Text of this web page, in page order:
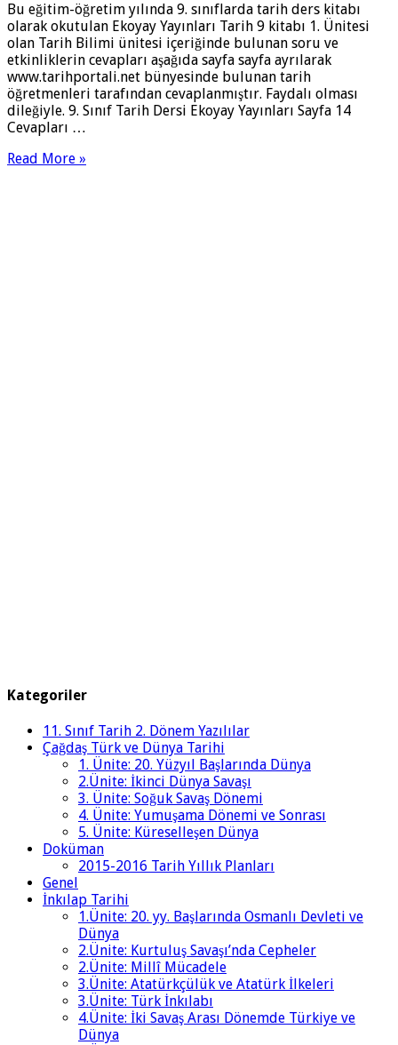
Bu eğitim-öğretim yılında 9. sınıflarda tarih ders kitabı
olarak okutulan Ekoyay Yayınları Tarih 9 kitabı 1. Ünitesi
olan Tarih Bilimi ünitesi içeriğinde bulunan soru ve
etkinliklerin cevapları aşağıda sayfa sayfa ayrılarak
www.tarihportali.net bünyesinde bulunan tarih
öğretmenleri tarafından cevaplanmıştır. Faydalı olması
dileğiyle. 9. Sınıf Tarih Dersi Ekoyay Yayınları Sayfa 14
Cevapları …
Read More »
Kategoriler
11. Sınıf Tarih 2. Dönem Yazılılar
Çağdaş Türk ve Dünya Tarihi
1. Ünite: 20. Yüzyıl Başlarında Dünya
2.Ünite: İkinci Dünya Savaşı
3. Ünite: Soğuk Savaş Dönemi
4. Ünite: Yumuşama Dönemi ve Sonrası
5. Ünite: Küreselleşen Dünya
Doküman
2015-2016 Tarih Yıllık Planları
Genel
İnkılap Tarihi
1.Ünite: 20. yy. Başlarında Osmanlı Devleti ve
Dünya
2.Ünite: Kurtuluş Savaşı’nda Cepheler
2.Ünite: Millî Mücadele
3.Ünite: Atatürkçülük ve Atatürk İlkeleri
3.Ünite: Türk İnkılabı
4.Ünite: İki Savaş Arası Dönemde Türkiye ve
Dünya